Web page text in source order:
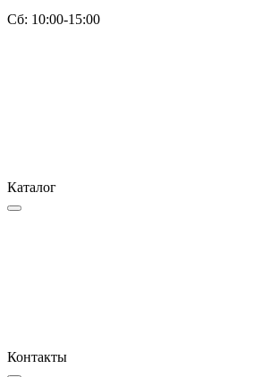
Cб: 10:00-15:00
Каталог
Контакты